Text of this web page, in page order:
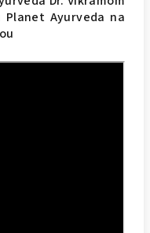
Planet Ayurveda na